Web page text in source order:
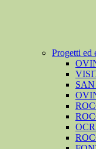
Progetti ed
SAN